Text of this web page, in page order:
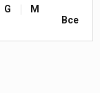
G
M
Все